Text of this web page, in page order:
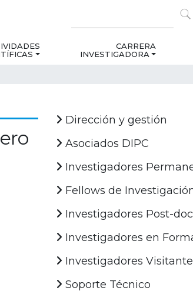
CARRERA
INVESTIGADORA
Dirección y gestión
Asociados DIPC
Investigadores
Fellows de
Investigadores Post-
Investigadores en
Investigadores
Soporte Técnico